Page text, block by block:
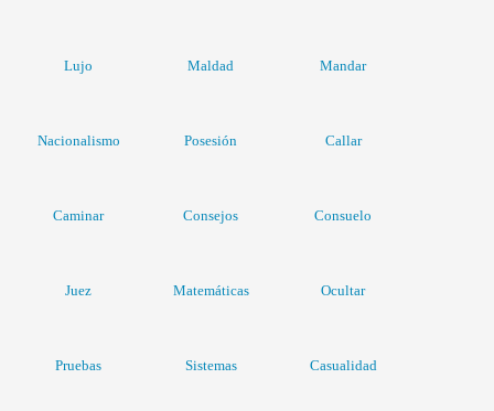
Lujo Maldad Mandar
Nacionalismo Posesión Callar
Caminar Consejos Consuelo
Juez Matemáticas Ocultar
Pruebas Sistemas Casualidad